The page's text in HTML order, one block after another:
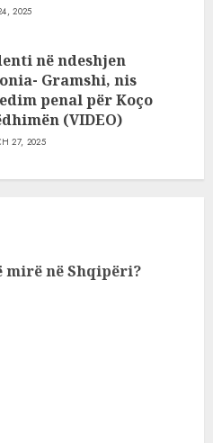
2025
në ndeshjen
Gramshi, nis
penal për Koço
(VIDEO)
27, 2025
mirë në Shqipëri?